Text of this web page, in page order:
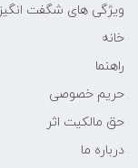
ویژگی های شگفت انگیز
خانه
راهنما
حریم خصوصی
حق مالکیت اثر
درباره ما